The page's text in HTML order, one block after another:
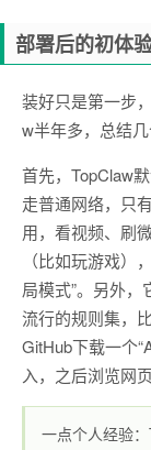
部署后的初体
装好只是第一步
w半年多，总结
首先，TopClaw
走普通网络，只
用，看视频、刷
（比如玩游戏）
局模式”。另外，
流行的规则集，
GitHub下载一个
入，之后浏览网
一点个人经验